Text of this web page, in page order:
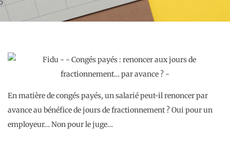
En matière de congés payés, un salarié peut-il renoncer par
avance au bénéfice de jours de fractionnement ? Oui pour un
employeur… Non pour le juge…